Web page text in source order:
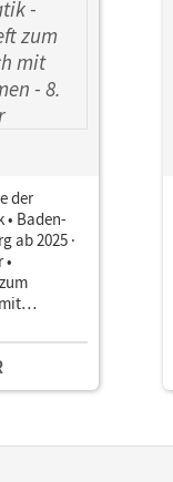
der
Baden-
ab 2025 ·